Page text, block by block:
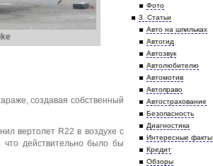
создавая собственный
вертолет R22 в воздухе с
что действительно было бы
Фото
3. Статьи
Авто на шпильках
Автогид
Автозвук
Автолюбителю
Автомотив
Автоправо
Автострахование
Безопасность
Диагностика
Интересные факты
Кредит
Обзоры